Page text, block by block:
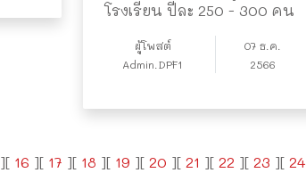
โรงเรียน ปีละ 250 - 300 คน
ผู้โพสต์
Admin.DPF1
07 ธ.ค.
2566
][ 16 ][ 17 ][ 18 ][ 19 ][ 20 ][ 21 ][ 22 ][ 23 ][ 24